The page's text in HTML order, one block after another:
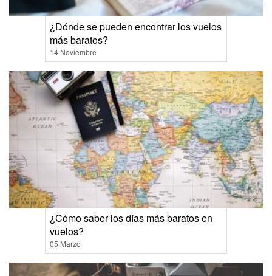
¿Dónde se pueden encontrar los vuelos
más baratos?
14 Noviembre
¿Cómo saber los días más baratos en
vuelos?
05 Marzo